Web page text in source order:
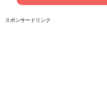
スポンサードリンク